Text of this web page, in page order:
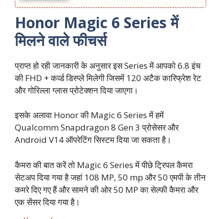
Honor Magic 6 Series में
मिलने वाले फीचर्स
प्राप्त हो रही जानकारी के अनुसार इस Series में आपको 6.8 इंच
की FHD + कर्व्ड डिस्प्ले मिलेगी जिसमें 120 अटैक कारिफ्रेश रेट
और गोरिल्ला ग्लास प्रोटेक्शन दिया जाएगा।
इसके अलावा Honor की Magic 6 Series में हमें
Qualcomm Snapdragon 8 Gen 3 प्रोसेसर और
Android V14 ऑपरेटिंग सिस्टम दिया जा सकता है।
कैमरा की बात करें तो Magic 6 Series में पीछे ट्रिपल कैमरा
सेटअप दिया गया है जहां 108 MP, 50 mp और 50 एमपी के तीन
कमरे दिए गए हैं और सामने की ओर 50 MP का सेल्फी कैमरा और
एक सेंसर दिया गया है।